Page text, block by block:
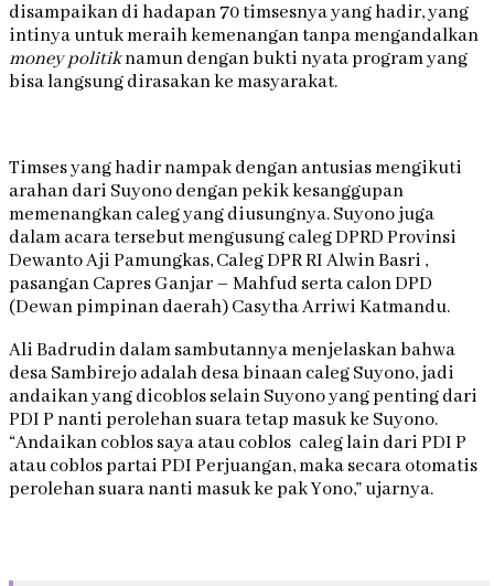
disampaikan di hadapan 70 timsesnya yang hadir, yang
intinya untuk meraih kemenangan tanpa mengandalkan
money politiknamun dengan bukti nyata program yang
bisa langsung dirasakan ke masyarakat.
Timses yang hadir nampak dengan antusias mengikuti
arahan dari Suyono dengan pekik kesanggupan
memenangkan caleg yang diusungnya. Suyono juga
dalam acara tersebut mengusung caleg DPRD Provinsi
Dewanto Aji Pamungkas, Caleg DPR RI Alwin Basri ,
pasangan Capres Ganjar – Mahfud serta calon DPD
(Dewan pimpinan daerah) Casytha Arriwi Katmandu.
Ali Badrudin dalam sambutannya menjelaskan bahwa
desa Sambirejo adalah desa binaan caleg Suyono, jadi
andaikan yang dicoblos selain Suyono yang penting dari
PDI P nanti perolehan suara tetap masuk ke Suyono.
“Andaikan coblos saya atau coblos caleg lain dari PDI P
atau coblos partai PDI Perjuangan, maka secara otomatis
perolehan suara nanti masuk ke pak Yono,” ujarnya.